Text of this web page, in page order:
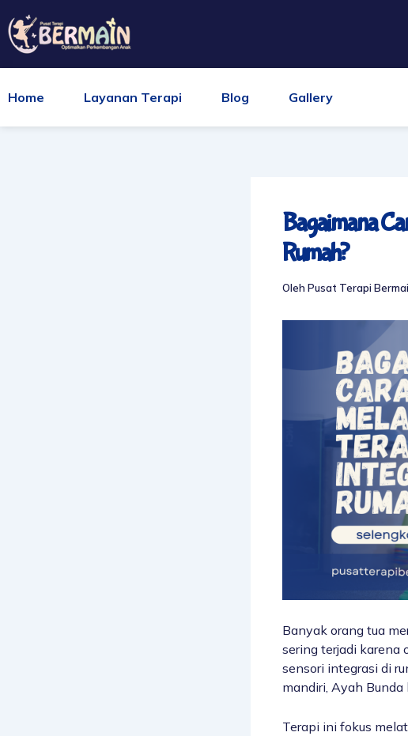
ke
konten
Home Layanan Terapi Blog Gallery
Bagaimana
Rumah?
Oleh Pusat Terapi
Banyak orang tua
sering terjadi karena
sensori integrasi di
mandiri, Ayah
Terapi ini fokus